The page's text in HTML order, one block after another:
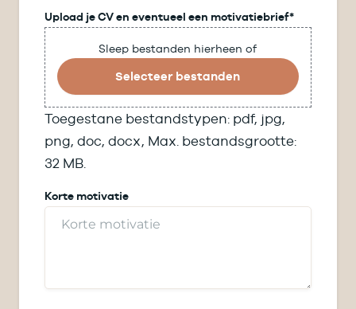
Upload je CV en eventueel een motivatiebrief*
Sleep bestanden hierheen of
Selecteer bestanden
Toegestane bestandstypen: pdf, jpg,
png, doc, docx, Max. bestandsgrootte:
32 MB.
Korte motivatie